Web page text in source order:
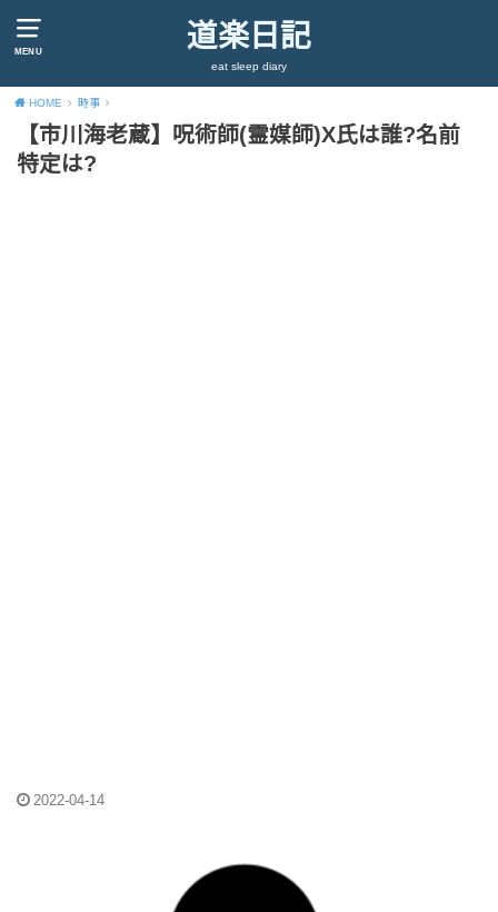
MENU 道楽日記
eat sleep diary
HOME 時事
【市川海老蔵】呪術師(霊媒師)X氏は誰?名前
特定は?
2022-04-14